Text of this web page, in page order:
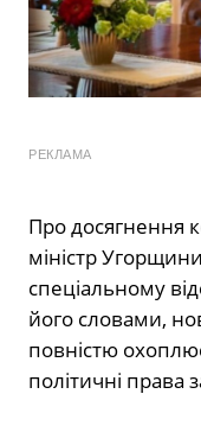
РЕКЛАМА
Про досягнення
міністр Угорщини
спеціальному
його словами,
повністю
політичні права